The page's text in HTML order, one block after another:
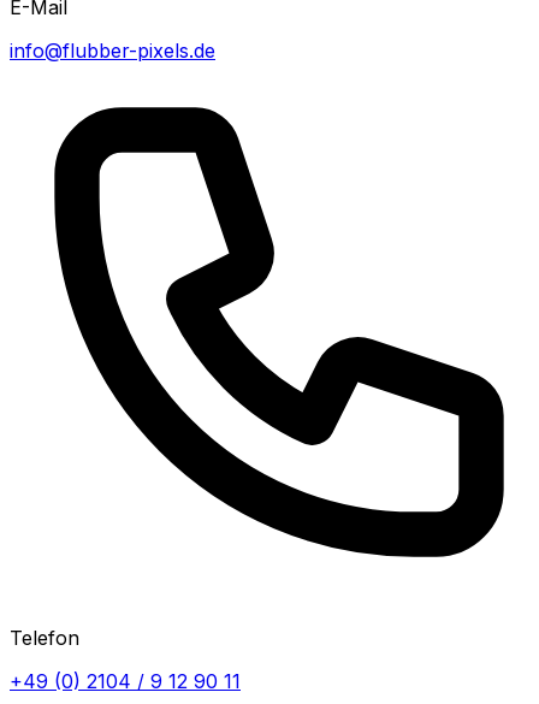
E-Mail
info@flubber-pixels.de
Telefon
+49 (0) 2104 / 9 12 90 11